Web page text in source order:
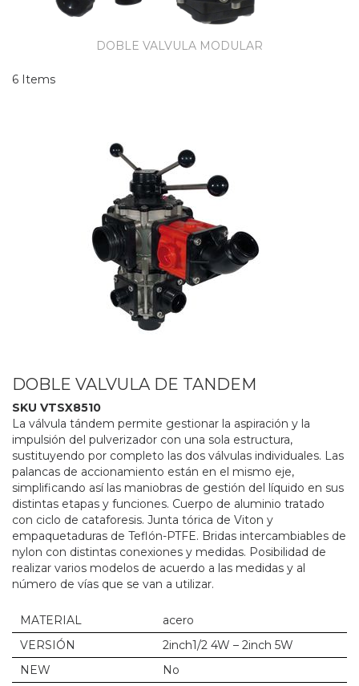
DOBLE VALVULA MODULAR
6 Items
DOBLE VALVULA DE TANDEM
SKU VTSX8510
La válvula tándem permite gestionar la aspiración y la
impulsión del pulverizador con una sola estructura,
sustituyendo por completo las dos válvulas individuales. Las
palancas de accionamiento están en el mismo eje,
simplificando así las maniobras de gestión del líquido en sus
distintas etapas y funciones. Cuerpo de aluminio tratado
con ciclo de cataforesis. Junta tórica de Viton y
empaquetaduras de Teflón-PTFE. Bridas intercambiables de
nylon con distintas conexiones y medidas. Posibilidad de
realizar varios modelos de acuerdo a las medidas y al
número de vías que se van a utilizar.
MATERIAL
acero
VERSIÓN
2inch1/2 4W – 2inch 5W
NEW
No